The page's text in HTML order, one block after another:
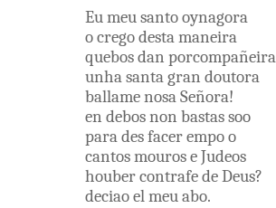
Eumeusantooynagora
ocregodestamaneira
quebosdan porcompañeira
unhasantagran doutora
ballamenosaSeñora!
en debosnon bastassoo
parades facerempo o
cantosmouroseJudeos
houbercontrafedeDeus?
deciaoelmeuabo.